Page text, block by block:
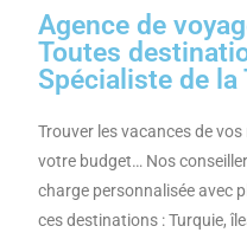
Agence de
Toutes
Spécialiste de la
Trouver les vacances de
votre budget… Nos
charge personnalisée avec
ces destinations : Turquie,